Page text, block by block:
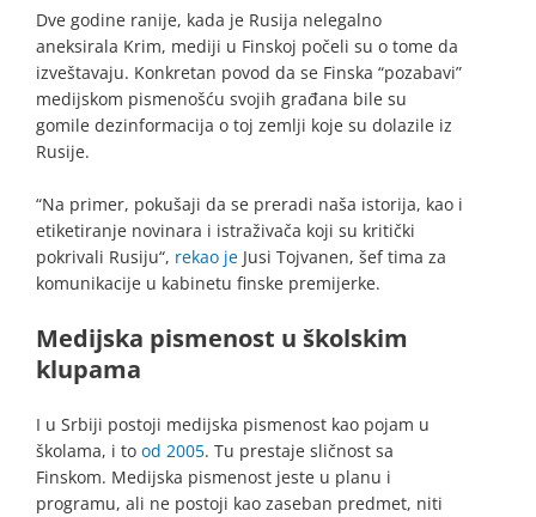
Dve godine ranije, kada je Rusija nelegalno
aneksirala Krim, mediji u Finskoj počeli su o tome da
izveštavaju. Konkretan povod da se Finska “pozabavi”
medijskom pismenošću svojih građana bile su
gomile dezinformacija o toj zemlji koje su dolazile iz
Rusije.
“Na primer, pokušaji da se preradi naša istorija, kao i
etiketiranje novinara i istraživača koji su kritički
pokrivali Rusiju“, rekao je Jusi Tojvanen, šef tima za
komunikacije u kabinetu finske premijerke.
Medijska pismenost u školskim
klupama
I u Srbiji postoji medijska pismenost kao pojam u
školama, i to od 2005. Tu prestaje sličnost sa
Finskom. Medijska pismenost jeste u planu i
programu, ali ne postoji kao zaseban predmet, niti